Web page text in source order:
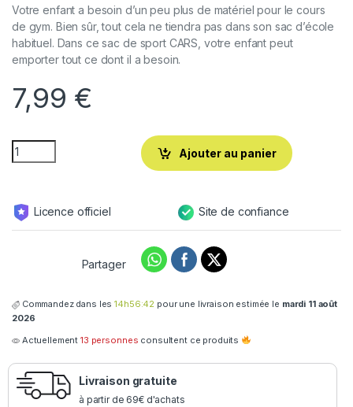
Votre enfant a besoin d’un peu plus de matériel pour le cours
de gym. Bien sûr, tout cela ne tiendra pas dans son sac d’école
habituel. Dans ce sac de sport CARS, votre enfant peut
emporter tout ce dont il a besoin.
7,99 €
Ajouter au panier
Licence officiel Site de confiance
Partager
Commandez dans les14h56:41 pour une livraison estimée le mardi 11 août
2026
Actuellement13 personnes consultent ce produits
Livraison gratuite
à partir de 69€ d'achats